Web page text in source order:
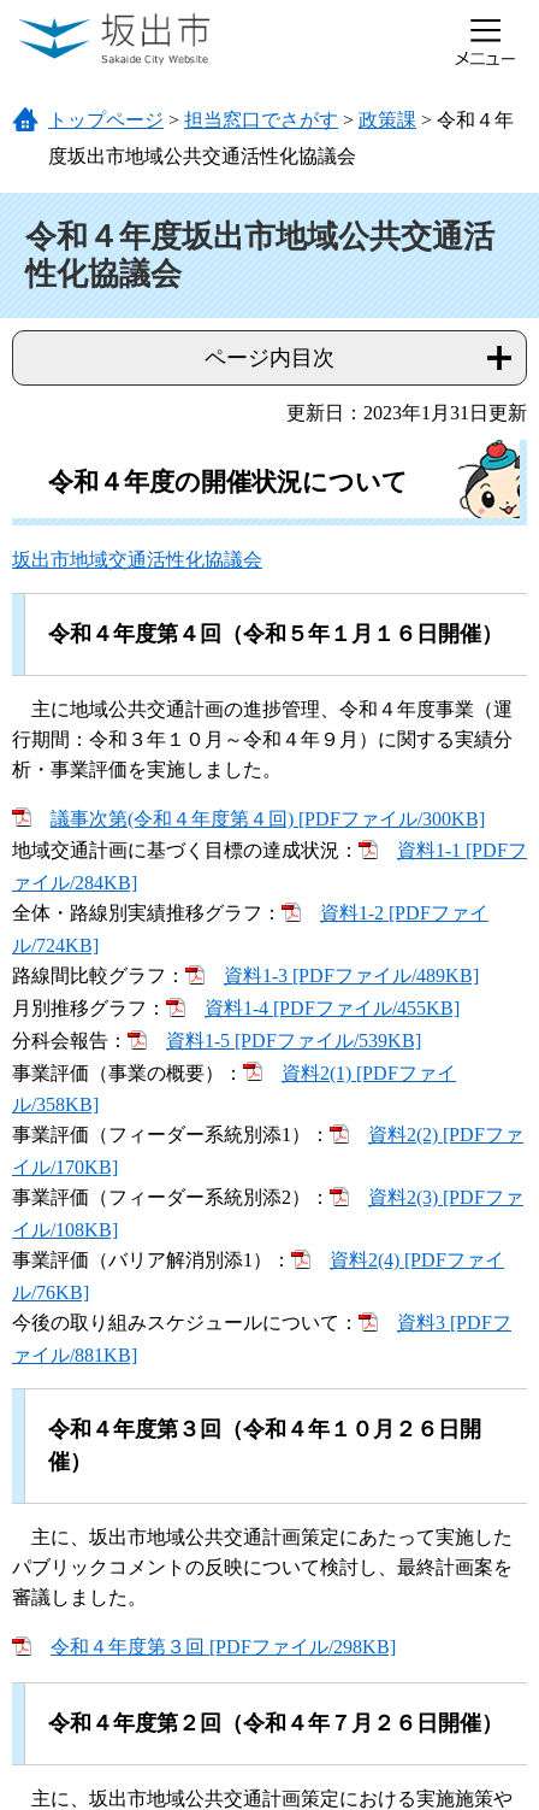
ページの先頭です。
メニューを飛ばして本文へ
トップページ > 担当窓口でさがす > 政策課 > 令和４年
度坂出市地域公共交通活性化協議会
令和４年度坂出市地域公共交通活
性化協議会
ページ内目次
更新日：2023年1月31日更新
令和４年度の開催状況について
坂出市地域交通活性化協議会
令和４年度第４回（令和５年１月１６日開催）
主に地域公共交通計画の進捗管理、令和４年度事業（運
行期間：令和３年１０月～令和４年９月）に関する実績分
析・事業評価を実施しました。
議事次第(令和４年度第４回) [PDFファイル/300KB]
地域交通計画に基づく目標の達成状況：
資料1-1 [PDFフ
ァイル/284KB]
全体・路線別実績推移グラフ：
資料1-2 [PDFファイ
ル/724KB]
路線間比較グラフ：
資料1-3 [PDFファイル/489KB]
月別推移グラフ：
資料1-4 [PDFファイル/455KB]
分科会報告：
資料1-5 [PDFファイル/539KB]
事業評価（事業の概要）：
資料2(1) [PDFファイ
ル/358KB]
事業評価（フィーダー系統別添1）：
資料2(2) [PDFファ
イル/170KB]
事業評価（フィーダー系統別添2）：
資料2(3) [PDFファ
イル/108KB]
事業評価（バリア解消別添1）：
資料2(4) [PDFファイ
ル/76KB]
今後の取り組みスケジュールについて：
資料3 [PDFフ
ァイル/881KB]
令和４年度第３回（令和４年１０月２６日開
催）
主に、坂出市地域公共交通計画策定にあたって実施した
パブリックコメントの反映について検討し、最終計画案を
審議しました。
令和４年度第３回 [PDFファイル/298KB]
令和４年度第２回（令和４年７月２６日開催）
主に、坂出市地域公共交通計画策定における実施施策や